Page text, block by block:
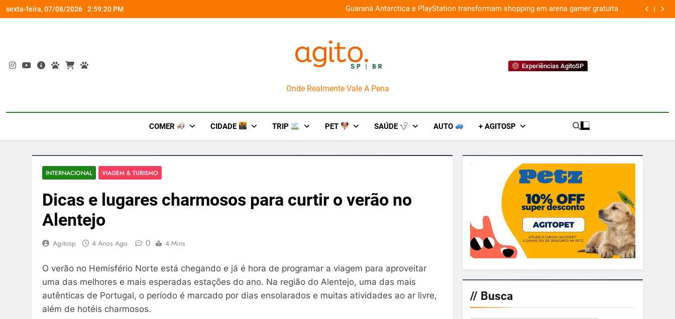
Skip
to
sexta-feira, 07/08/2026 2:59:21 PM
a Nova Orquestra Cobasi participa do GoldeN GatoFest 2026 e oferece descontos de até 50% Guaraná Antarctica e PlayStation transformam shopping em arena gamer gratuita
AgitoSP
Onde Realmente Vale A Pena
Experiências AgitoSP
COMER CIDADE TRIP PET SAÚDE AUTO + AGITOSP
INTERNACIONAL VIAGEM & TURISMO
Dicas e lugares charmosos para curtir o verão no
Alentejo
Agitosp 4 Anos Ago 0 4 Mins
O verão no Hemisfério Norte está chegando e já é hora de programar a viagem para aproveitar
uma das melhores e mais esperadas estações do ano. Na região do Alentejo, uma das mais
autênticas de Portugal, o período é marcado por dias ensolarados e muitas atividades ao ar livre,
além de hotéis charmosos.
// Busca